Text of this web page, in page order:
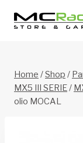
Home /Shop /
MX5 III SERIE/
olio MOCAL